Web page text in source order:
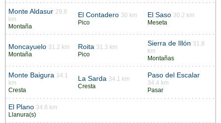
Monte Aldasur 29.8
km
Montaña
El Contadero 30 km
Pico
El Saso 30.2 km
Meseta
Moncayuelo 31.2 km
Montaña
Roita 31.3 km
Pico
Sierra de Illón 31.8
km
Montañas
Monte Baigura 34.1
km
Cresta
La Sarda 34.1 km
Cresta
Paso del Escalar
34.4 km
Pasar
El Plano 34.6 km
Llanura(s)